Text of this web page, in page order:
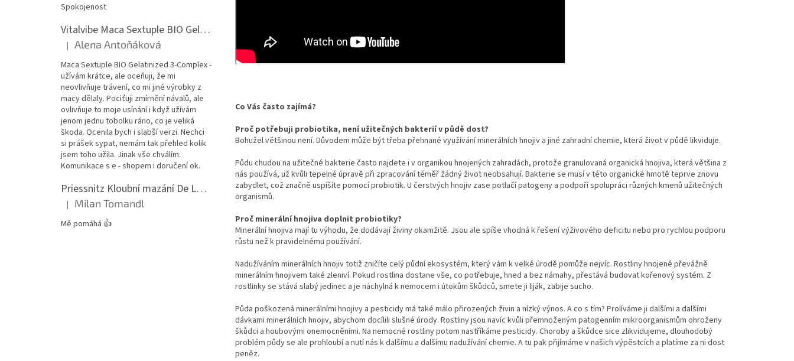
Spokojenost
Vitalvibe Maca Sextuple BIO Gelatinized 3-Complex, 60 kapslí
Hodnocení produktu je 5 z 5 hvězdiček.
| Alena Antoňáková
Maca Sextuple BIO Gelatinized 3-Complex -
užívám krátce, ale oceňuji, že mi
neovlivňuje trávení, co mi jiné výrobky z
macy dělaly. Pociťuji zmírnění návalů, ale
ovlivňuje to moje usínání i když užívám
jenom jednu tobolku ráno, co je veliká
škoda. Ocenila bych i slabší verzi. Nechci
si prášek sypat, nemám tak přehled kolik
jsem toho užila. Jinak vše chválím.
Komunikace s e - shopem i doručení ok.
Priessnitz Kloubní mazání De Luxe, 200ml
Hodnocení produktu je 5 z 5 hvězdiček.
| Milan Tomandl
Mě pomáhá 👍
Co Vás často zajímá?
Proč potřebuji probiotika, není užitečných bakterií v půdě dost?
Bohužel většinou není. Důvodem může být třeba přehnané využívání minerálních hnojiv a jiné zahradní chemie, která život v půdě likviduje.
Půdu chudou na užitečné bakterie často najdete i v organikou hnojených zahradách, protože granulovaná organická hnojiva, která většina z
nás používá, už kvůli tepelné úpravě při zpracování téměř žádný život neobsahují. Bakterie se musí v této organické hmotě teprve znovu
zabydlet, což značně uspíšíte pomocí probiotik. U čerstvých hnojiv zase potlačí patogeny a podpoří spolupráci různých kmenů užitečných
organismů.
Proč minerální hnojiva doplnit probiotiky?
Minerální hnojiva mají tu výhodu, že dodávají živiny okamžitě. Jsou ale spíše vhodná k řešení výživového deficitu nebo pro rychlou podporu
růstu než k pravidelnému používání.
Nadužíváním minerálních hnojiv totiž zničíte celý půdní ekosystém, který vám k velké úrodě pomůže nejvíc. Rostliny hnojené převážně
minerálním hnojivem také zleniví. Pokud rostlina dostane vše, co potřebuje, hned a bez námahy, přestává budovat kořenový systém. Z
rostlinky se stává slabý jedinec a je náchylná k nemocem i útokům škůdců, smete ji liják, zabije sucho.
Půda poškozená minerálními hnojivy a pesticidy má také málo přirozených živin a nízký výnos. A co s tím? Prolíváme ji dalšími a dalšími
dávkami minerálních hnojiv, abychom docílili slušné úrody. Rostliny jsou navíc kvůli přemnoženým patogenním mikroorganismům ohroženy
škůdci a houbovými onemocněními. Na nemocné rostliny potom nastříkáme pesticidy. Choroby a škůdce sice zlikvidujeme, dlouhodobý
problém půdy se ale prohloubí a nutí nás k dalšímu a dalšímu nadužívání chemie. A tu pak přijímáme v našich výpěstcích a platíme za ni dost
peněz.